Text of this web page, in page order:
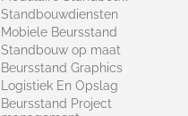
Standbouwdiensten
Mobiele Beursstand
Standbouw op maat​
Beursstand Graphics
Logistiek En Opslag
Beursstand Project